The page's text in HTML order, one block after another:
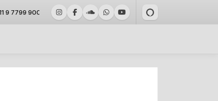
7799 9000 whatsapp